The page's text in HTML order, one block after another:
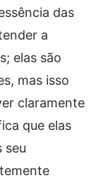
das
a
elas são
mas isso
claramente
que elas
seu